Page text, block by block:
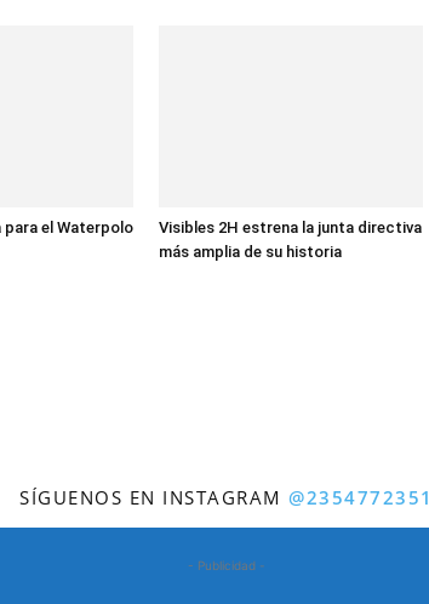
el Waterpolo
Visibles 2H estrena la junta directiva
más amplia de su historia
SÍGUENOS EN INSTAGRAM@2354772351
- Publicidad -